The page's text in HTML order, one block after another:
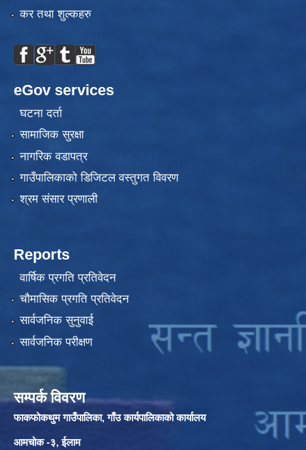
कर तथा शुल्कहरु
eGov services
घटना दर्ता
सामाजिक सुरक्षा
नागरिक वडापत्र
गाउँपालिकाको डिजिटल वस्तुगत विवरण
श्रम संसार प्रणाली
Reports
वार्षिक प्रगति प्रतिवेदन
चौमासिक प्रगति प्रतिवेदन
सार्वजनिक सुनुवाई
सार्वजनिक परीक्षण
सम्पर्क विवरण
फाकफोकथुम गाउँपालिका, गाँउ कार्यपालिकाको कार्यालय
आमचोक -३, ईलाम